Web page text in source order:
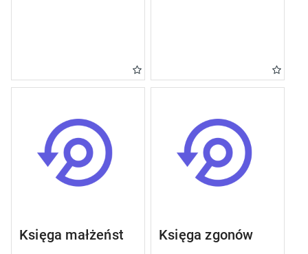
Księga małżeństw Księga zgonów